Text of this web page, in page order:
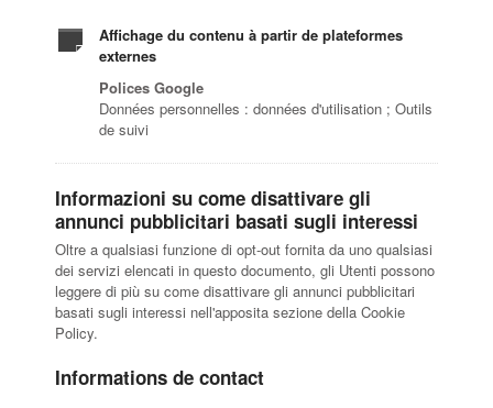
Affichage du contenu à partir de plateformes
externes
Polices Google
Données personnelles : données d'utilisation ; Outils
de suivi
Informazioni su come disattivare gli
annunci pubblicitari basati sugli interessi
Oltre a qualsiasi funzione di opt-out fornita da uno qualsiasi
dei servizi elencati in questo documento, gli Utenti possono
leggere di più su come disattivare gli annunci pubblicitari
basati sugli interessi nell'apposita sezione della Cookie
Policy.
Informations de contact